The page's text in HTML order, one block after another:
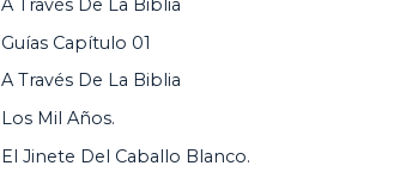
R
:
A Través De La Biblia
Guías Capítulo 01
A Través De La Biblia
Los Mil Años.
El Jinete Del Caballo Blanco.